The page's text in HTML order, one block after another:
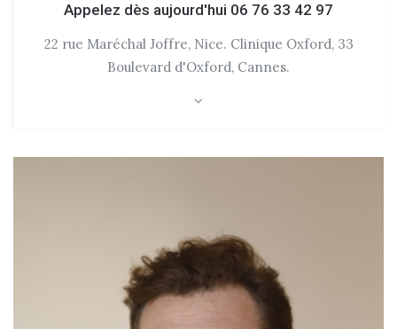
Appelez dès aujourd'hui 06 76 33 42 97
22 rue Maréchal Joffre, Nice. Clinique Oxford, 33
Boulevard d'Oxford, Cannes.